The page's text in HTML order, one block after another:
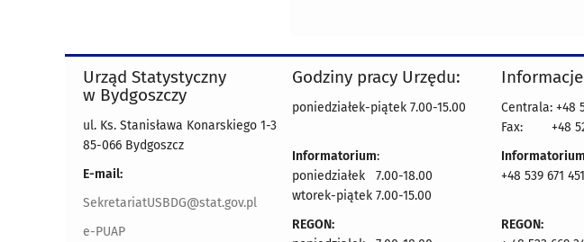
Urząd Statystyczny
w Bydgoszczy
ul. Ks. Stanisława Konarskiego 1-3
85-066 Bydgoszcz
E-mail:
SekretariatUSBDG@stat.gov.pl
e-PUAP
Godziny pracy Urzędu:
poniedziałek-piątek 7.00-15.00
Informatorium:
poniedziałek 7.00-18.00
wtorek-piątek 7.00-15.00
REGON:
Centrala: +48
Fax:
+48
+48 539 671 451
REGON: